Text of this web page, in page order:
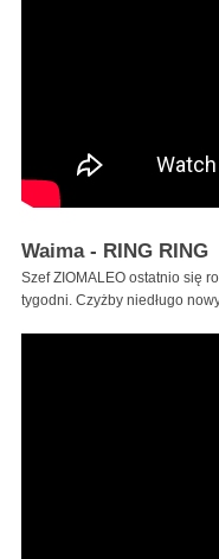
Waima - RING RING
Szef ZIOMALEO ostatnio się
tygodni. Czyżby niedługo